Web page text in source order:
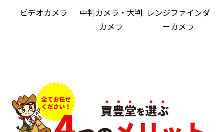
ビデオカメラ
中判カメラ・大判
カメラ
レンジファインダ
ーカメラ